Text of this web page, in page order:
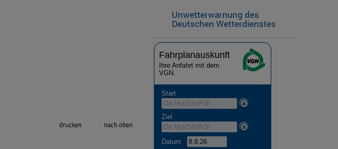
drucken nach oben
Unwetterwarnung des
Deutschen Wetterdienstes
Fahr­plan­aus­kunft
Ihre An­fahrt mit dem
VGN.
Start
Ziel
Datum